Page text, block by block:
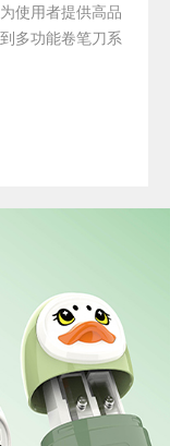
使用者提供高品
多功能卷笔刀系